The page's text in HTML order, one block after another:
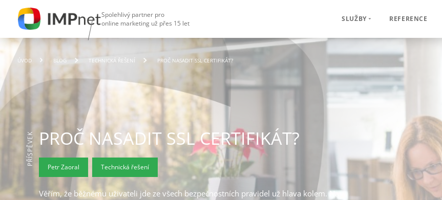
Spolehlivý partner pro
online marketing už přes 15 let
SLUŽBY REFERENCE
ÚVOD BLOG TECHNICKÁ ŘEŠENÍ PROČ NASADIT SSL CERTIFIKÁT?
PŘÍSPĚVEK PROČ NASADIT SSL CERTIFIKÁT?
Petr Zaoral Technická řešení
Věřím, že běžnému uživateli jde ze všech bezpečnostních pravidel už hlava kolem. Na